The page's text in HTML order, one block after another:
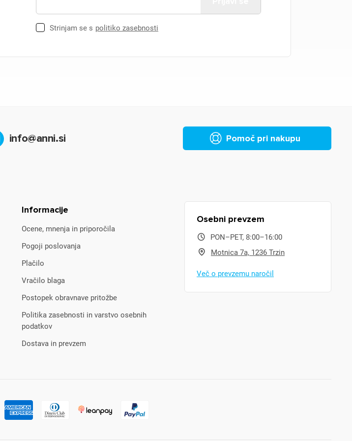
Strinjam se s politiko zasebnosti
info@anni.si Pomoč pri nakupu
Informacije
Ocene, mnenja in priporočila
Pogoji poslovanja
Plačilo
Vračilo blaga
Postopek obravnave pritožbe
Politika zasebnosti in varstvo osebnih
podatkov
Dostava in prevzem
Osebni prevzem
PON–PET, 8:00–16:00
Motnica 7a, 1236 Trzin
Več o prevzemu naročil